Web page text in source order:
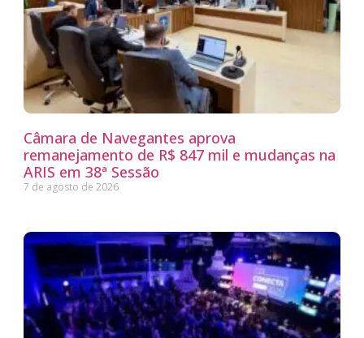
Câmara de Navegantes aprova
remanejamento de R$ 847 mil e mudanças na
ARIS em 38ª Sessão
7 de agosto de 2026